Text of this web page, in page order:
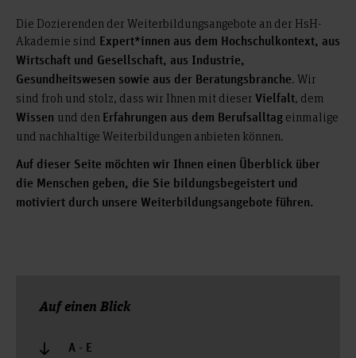
Die Dozierenden der Weiterbildungsangebote an der HsH-
Akademie sind Expert*innen aus dem Hochschulkontext, aus
Wirtschaft und Gesellschaft, aus Industrie,
Gesundheitswesen sowie aus der Beratungsbranche. Wir
sind froh und stolz, dass wir Ihnen mit dieser Vielfalt, dem
Wissen und den Erfahrungen aus dem Berufsalltag einmalige
und nachhaltige Weiterbildungen anbieten können.
Auf dieser Seite möchten wir Ihnen einen Überblick über
die Menschen geben, die Sie bildungsbegeistert und
motiviert durch unsere Weiterbildungsangebote führen.
Auf einen Blick
A - E